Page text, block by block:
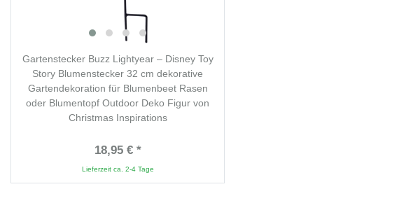
Gartenstecker Buzz Lightyear – Disney Toy
Story Blumenstecker 32 cm dekorative
Gartendekoration für Blumenbeet Rasen
oder Blumentopf Outdoor Deko Figur von
Christmas Inspirations
18,95 € *
Lieferzeit ca. 2-4 Tage